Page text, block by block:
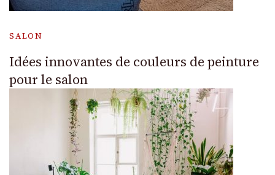
SALON
Idées innovantes de couleurs de peinture
pour le salon